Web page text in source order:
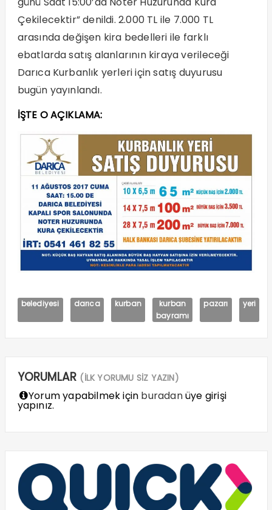
Çekilecektir” denildi. 2.000 TL ile 7.000 TL
arasında değişen kira bedelleri ile farklı
ebatlarda satış alanlarının kiraya verileceği
Darıca Kurbanlık yerleri için satış duyurusu
bugün yayınlandı.
İŞTE O AÇIKLAMA:
belediyesi darıca kurban
kurban
bayramı
pazarı yeri
YORUMLAR (İLK YORUMU SİZ YAZIN)
Yorum yapabilmek için buradanüye girişi
yapınız.